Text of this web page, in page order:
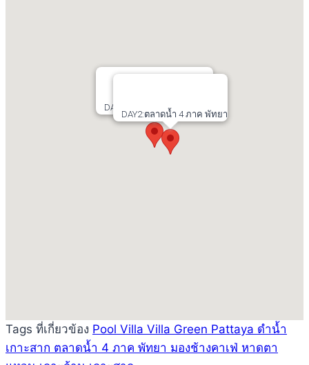
DAY1:หาดตาแหวน เกาะล้าน
DAY2:ตลาดน้ำ 4 ภาค พัทยา
Tags ที่เกี่ยวข้อง Pool Villa Villa Green Pattaya ดำน้ำ
เกาะสาก ตลาดน้ำ 4 ภาค พัทยา มองช้างคาเฟ่ หาดตา